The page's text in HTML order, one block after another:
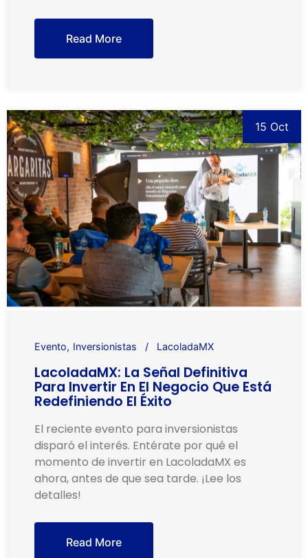
Read More
15 Oct
Evento Inversionistas LacoladaMX
LacoladaMX: La Señal Definitiva
Para Invertir En El Negocio Que Está
Redefiniendo El Éxito
El reciente evento para inversionistas
disparó el interés. Entérate por qué el
momento de invertir en LacoladaMX es
ahora, antes de que sea tarde. ¡Lee los
detalles!
Read More